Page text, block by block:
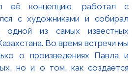
её концепцию, работал с
с художниками и собирал
одной из самых известных
Во время встречи мы
о произведениях Павла и
но и о том, как создаётся